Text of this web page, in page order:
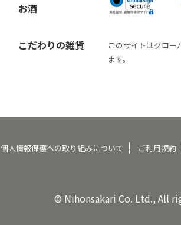
お酒
こだわりの雑貨
このサイトはグロー
ます。
個人情報保護への取り組みについて ご利用規約
© Nihonsakari Co. Ltd., All